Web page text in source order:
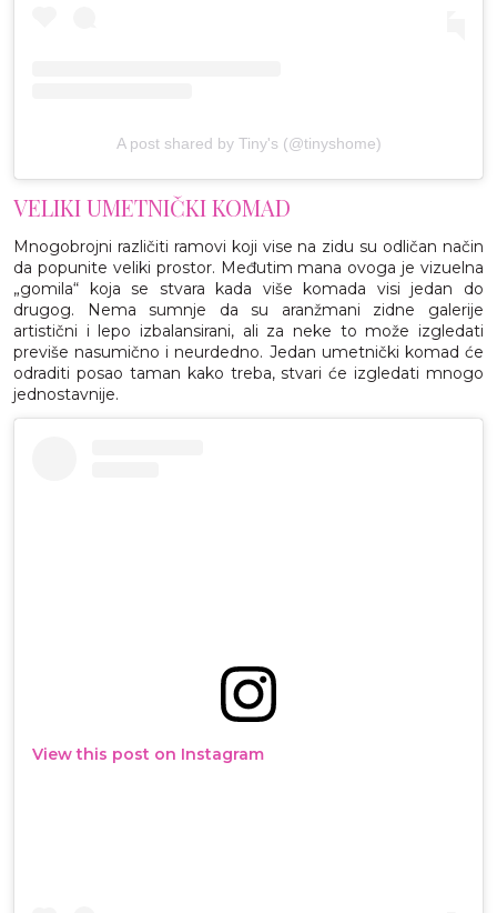
A post shared by Tiny's (@tinyshome)
VELIKI UMETNIČKI KOMAD
Mnogobrojni različiti ramovi koji vise na zidu su odličan način
da popunite veliki prostor. Međutim mana ovoga je vizuelna
„gomila“ koja se stvara kada više komada visi jedan do
drugog. Nema sumnje da su aranžmani zidne galerije
artistični i lepo izbalansirani, ali za neke to može izgledati
previše nasumično i neurdedno. Jedan umetnički komad će
odraditi posao taman kako treba, stvari će izgledati mnogo
jednostavnije.
View this post on Instagram